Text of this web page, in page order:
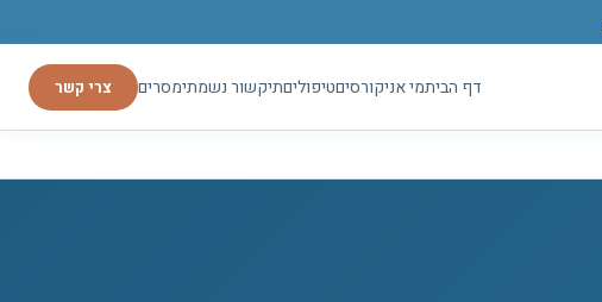
דף הביתמי אניקורסיםטיפוליםתיקשור נשמתימסרים צרי קשר